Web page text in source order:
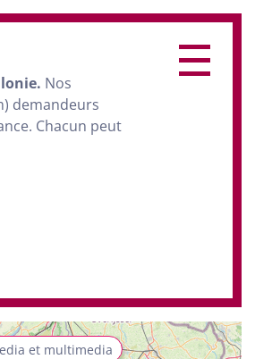
Nos
demandeurs
Chacun peut
et multimedia